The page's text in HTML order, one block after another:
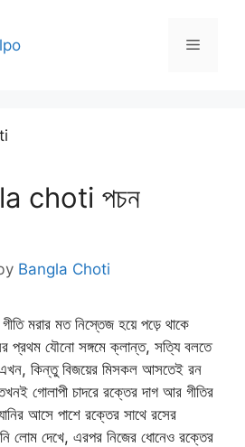
Menu
choti পচন
Bangla Choti
মরার মত নিস্তেজ হয়ে পড়ে থাকে
প্রথম যৌনো সঙ্গমে ক্লান্ত, সত্যি বলতে
এখন, কিন্তু বিজয়ের মিসকল আসতেই রন
গোলাপী চাদরে রক্তের দাগ আর গীতির
আসে পাশে রক্তের সাথে রসের
লোম দেখে, এরপর নিজের ধোনেও রক্তের